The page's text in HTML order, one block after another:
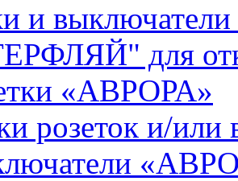
и
для
«АВРОРА»
розеток и/